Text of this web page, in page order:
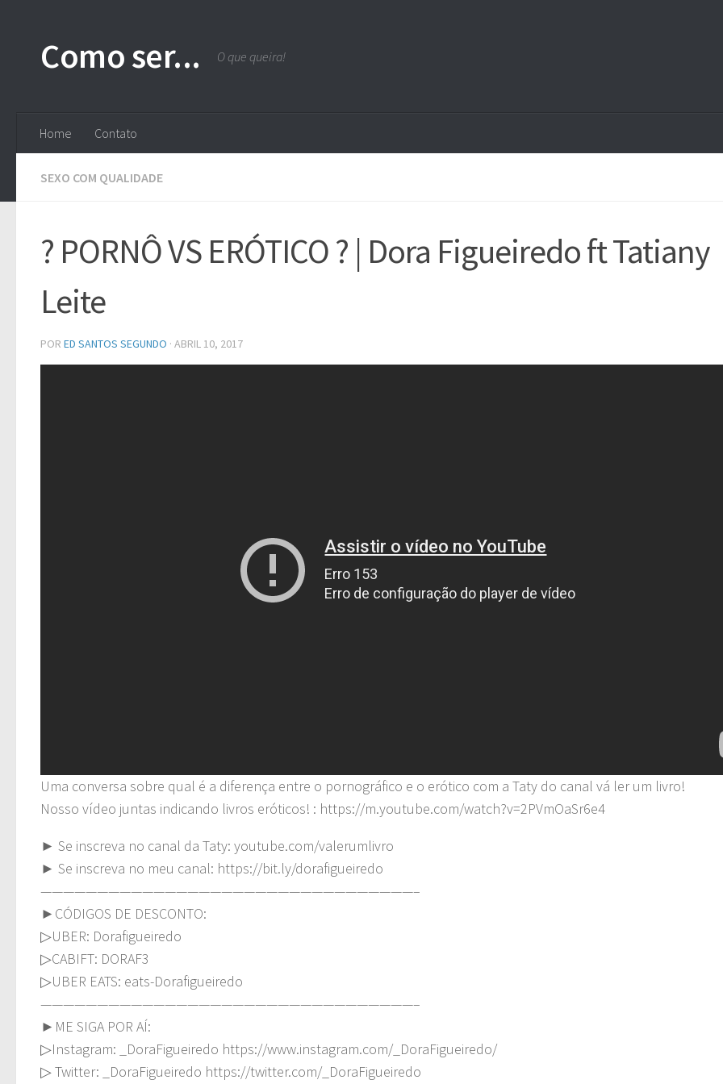
Como ser... O que queira!
Home Contato
SEXO COM QUALIDADE
? PORNÔ VS ERÓTICO ? | Dora Figueiredo ft Tatiany
Leite
POR ED SANTOS SEGUNDO · ABRIL 10, 2017
Uma conversa sobre qual é a diferença entre o pornográfico e o erótico com a Taty do canal vá ler um livro!
Nosso vídeo juntas indicando livros eróticos! : https://m.youtube.com/watch?v=2PVmOaSr6e4
► Se inscreva no canal da Taty: youtube.com/valerumlivro
► Se inscreva no meu canal: https://bit.ly/dorafigueiredo
—————————————————————————————————–
►CÓDIGOS DE DESCONTO:
▷UBER: Dorafigueiredo
▷CABIFT: DORAF3
▷UBER EATS: eats-Dorafigueiredo
—————————————————————————————————–
►ME SIGA POR AÍ:
▷Instagram: _DoraFigueiredo https://www.instagram.com/_DoraFigueiredo/
▷ Twitter: _DoraFigueiredo https://twitter.com/_DoraFigueiredo